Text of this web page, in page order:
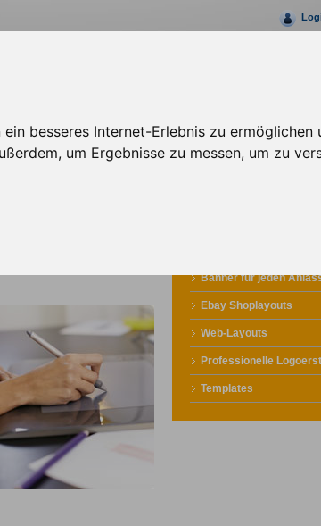
besseres Internet-Erlebnis zu ermöglichen
um Ergebnisse zu messen, um zu
Banner für jeden
Ebay Shoplayouts
Web-Layouts
Professionelle
Templates